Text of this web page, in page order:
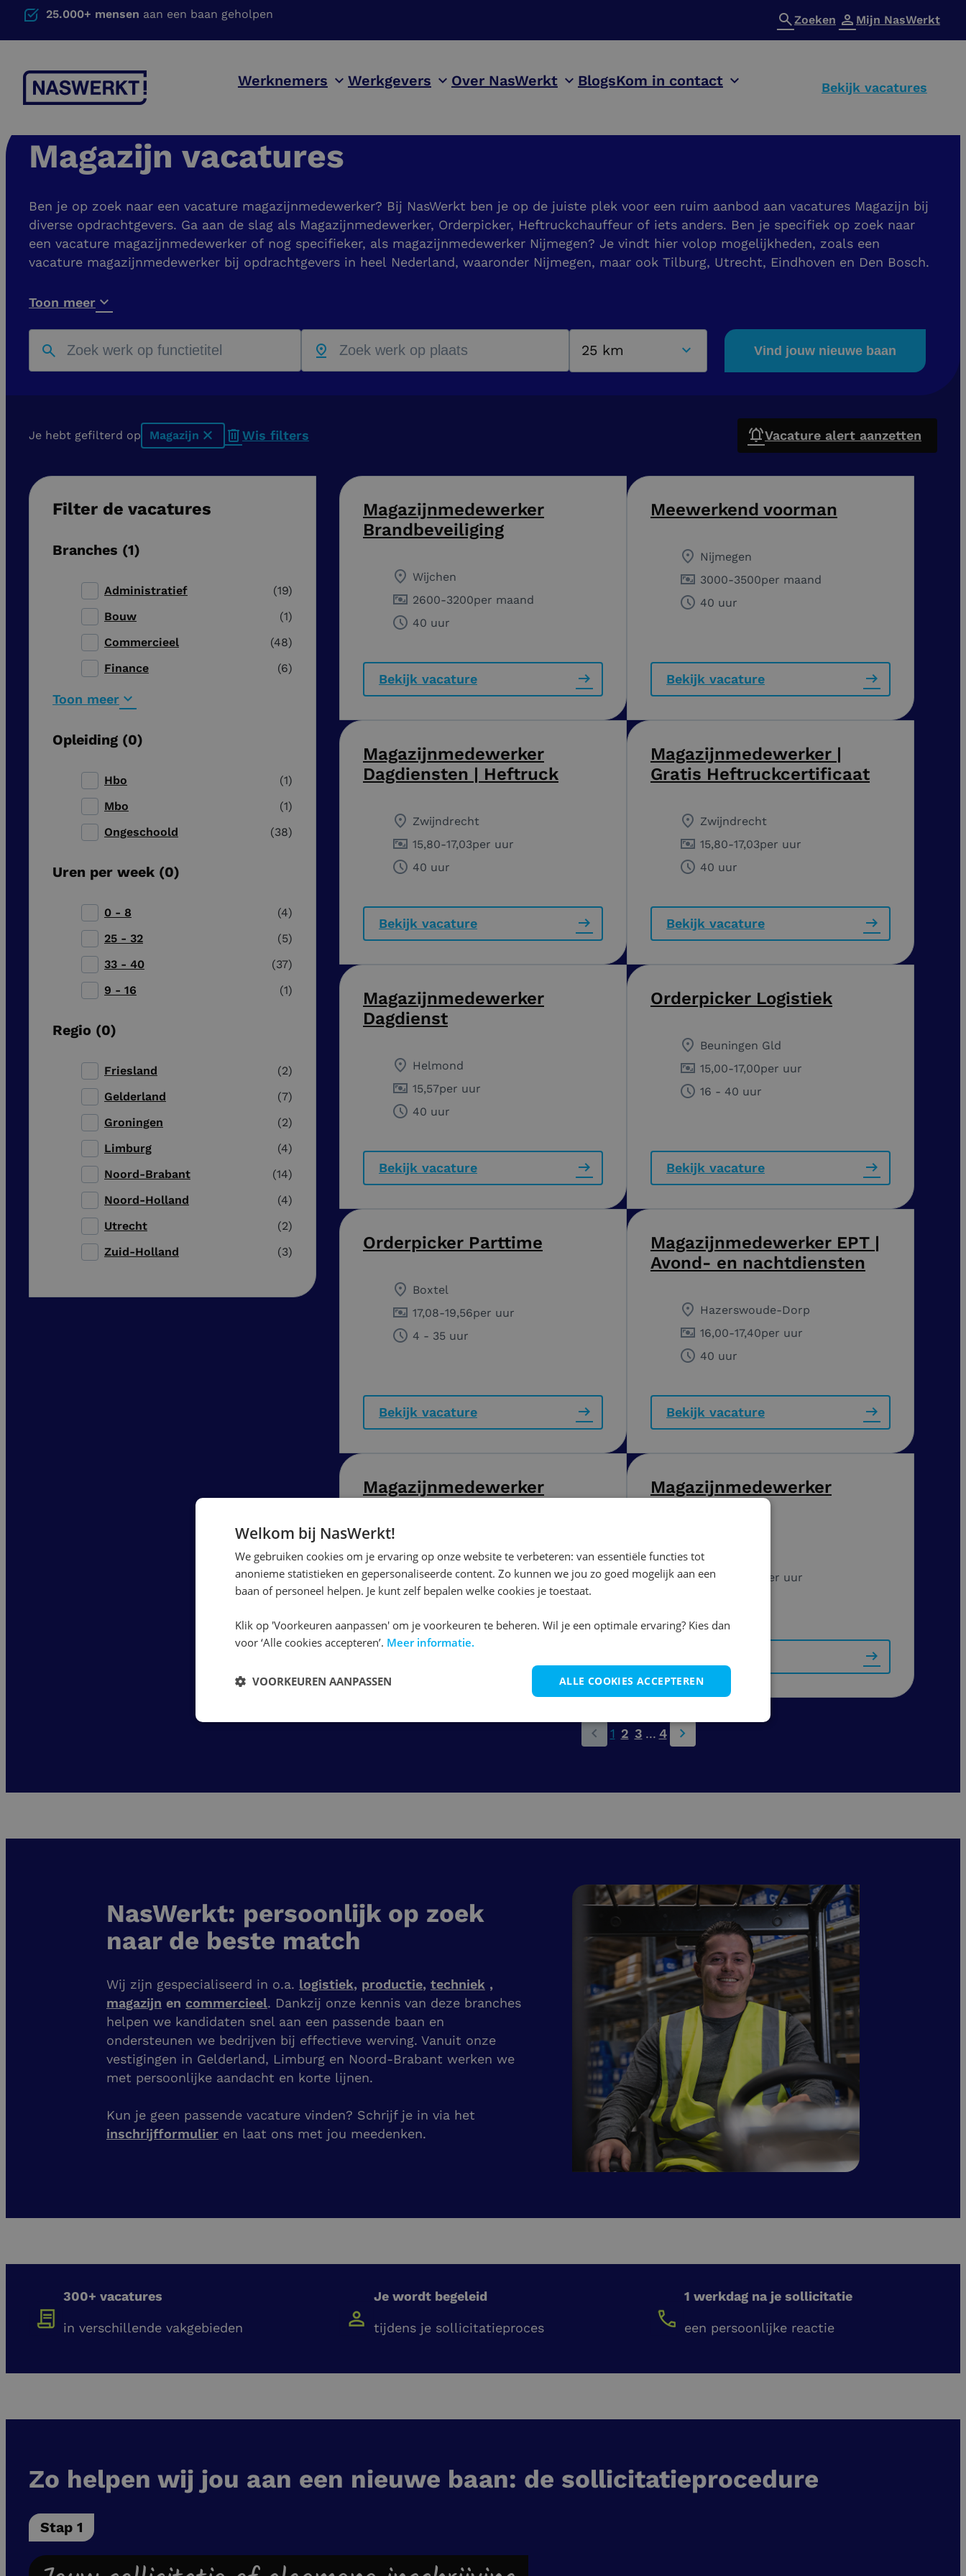
25.000+ mensen aan een baan geholpen Zoeken Mijn NasWerkt
Werknemers Werkgevers Over NasWerkt BlogsKom in contact Bekijk vacatures
Magazijn vacatures
Ben je op zoek naar een vacature magazijnmedewerker? Bij NasWerkt ben je op de juiste plek voor een ruim aanbod aan vacatures Magazijn bij
diverse opdrachtgevers. Ga aan de slag als Magazijnmedewerker, Orderpicker, Heftruckchauffeur of iets anders. Ben je specifiek op zoek naar
een vacature magazijnmedewerker of nog specifieker, als magazijnmedewerker Nijmegen? Je vindt hier volop mogelijkheden, zoals een
vacature magazijnmedewerker bij opdrachtgevers in heel Nederland, waaronder Nijmegen, maar ook Tilburg, Utrecht, Eindhoven en Den Bosch.
Toon meer
25 km Vind jouw nieuwe baan
Je hebt gefilterd op Magazijn Wis filters Vacature alert aanzetten
Filter de vacatures
Branches 1
Administratief
19
Bouw
1
Commercieel
48
Finance
6
Toon meer
Opleiding 0
Hbo
1
Mbo
1
Ongeschoold
38
Uren per week 0
0 - 8
4
25 - 32
5
33 - 40
37
9 - 16
1
Regio 0
Friesland
2
Gelderland
7
Groningen
2
Limburg
4
Noord-Brabant
14
Noord-Holland
4
Utrecht
2
Zuid-Holland
3
Magazijnmedewerker
Brandbeveiliging
Wijchen
2600-3200per maand
40 uur
Bekijk vacature
Meewerkend voorman
Nijmegen
3000-3500per maand
40 uur
Bekijk vacature
Magazijnmedewerker
Dagdiensten | Heftruck
Zwijndrecht
15,80-17,03per uur
40 uur
Bekijk vacature
Magazijnmedewerker |
Gratis Heftruckcertificaat
Zwijndrecht
15,80-17,03per uur
40 uur
Bekijk vacature
Magazijnmedewerker
Dagdienst
Helmond
15,57per uur
40 uur
Bekijk vacature
Orderpicker Logistiek
Beuningen Gld
15,00-17,00per uur
16 - 40 uur
Bekijk vacature
Orderpicker Parttime
Boxtel
17,08-19,56per uur
4 - 35 uur
Bekijk vacature
Magazijnmedewerker EPT |
Avond- en nachtdiensten
Hazerswoude-Dorp
16,00-17,40per uur
40 uur
Bekijk vacature
Magazijnmedewerker
Amsterdam
16,37-17,03per uur
40 uur
Magazijnmedewerker
Venlo
14,99
per uur
1 2 3 ... 4
NasWerkt: persoonlijk op zoek
naar de beste match
Wij zijn gespecialiseerd in o.a. logistiek, productie, techniek ,
magazijn en commercieel. Dankzij onze kennis van deze branches
helpen we kandidaten snel aan een passende baan en
ondersteunen we bedrijven bij effectieve werving. Vanuit onze
vestigingen in Gelderland, Limburg en Noord-Brabant werken we
met persoonlijke aandacht en korte lijnen.
Kun je geen passende vacature vinden? Schrijf je in via het
inschrijfformulier en laat ons met jou meedenken.
300+ vacatures
in verschillende vakgebieden
Je wordt begeleid
tijdens je sollicitatieproces
1 werkdag na je sollicitatie
een persoonlijke reactie
Zo helpen wij jou aan een nieuwe baan: de sollicitatieprocedure
Stap 1
Welkom bij NasWerkt!
We gebruiken cookies om je ervaring op onze website te verbeteren: van essentiële functies tot
anonieme statistieken en gepersonaliseerde content. Zo kunnen we jou zo goed mogelijk aan een
baan of personeel helpen. Je kunt zelf bepalen welke cookies je toestaat.
Klik op 'Voorkeuren aanpassen' om je voorkeuren te beheren. Wil je een optimale ervaring? Kies dan
voor ‘Alle cookies accepteren’. Meer informatie.
ALLE COOKIES ACCEPTEREN
VOORKEUREN AANPASSEN